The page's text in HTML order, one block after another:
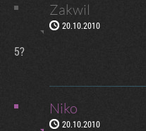
Zakwil
20.10.2010
5?
Niko
20.10.2010